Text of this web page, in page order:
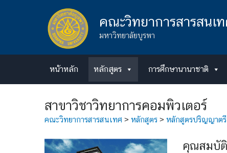
คณะวิทยาการสารสนเ
มหาวิทยาลัยบูรพา
หน้าหลัก หลักสูตร การศึกษานานาชาติ
สาขาวิชาวิทยาการคอมพิวเตอร์
คณะวิทยาการสารสนเทศ > หลักสูตร > หลักสูตรปริญญาตรี
คุณสมบัติ